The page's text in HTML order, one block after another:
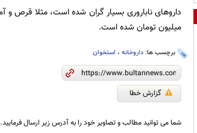
میلیون تومان شده است.
برچسب ها: داروخانه‌، استخوان
گزارش خطا
شما می توانید مطالب و تصاویر خود را به آدرس زیر ارسال فرمایید.